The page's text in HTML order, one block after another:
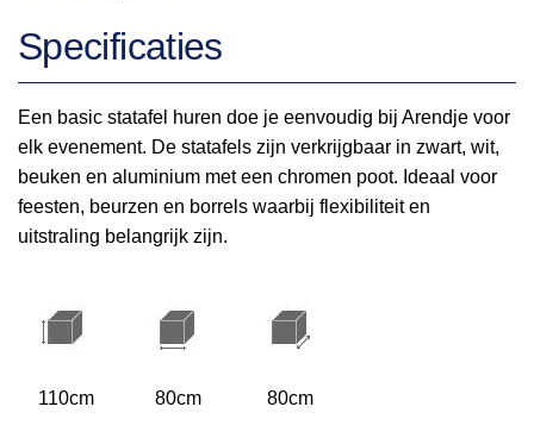
Specificaties
Een basic statafel huren doe je eenvoudig bij Arendje voor
elk evenement. De statafels zijn verkrijgbaar in zwart, wit,
beuken en aluminium met een chromen poot. Ideaal voor
feesten, beurzen en borrels waarbij flexibiliteit en
uitstraling belangrijk zijn.
110cm 80cm 80cm